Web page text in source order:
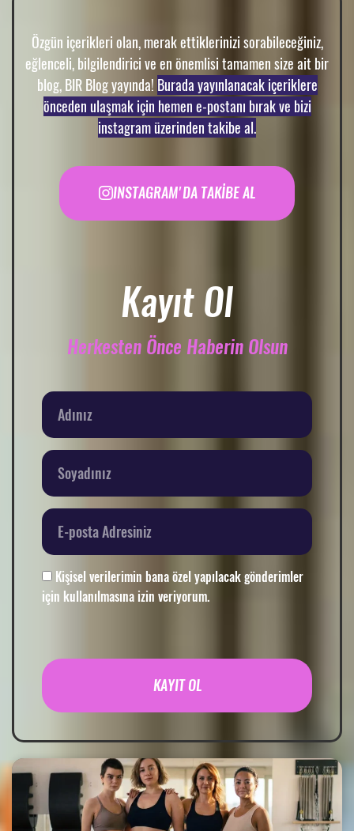
Kayıt Ol
Herkesten Önce Haberin Olsun
Kişisel verilerimin bana özel yapılacak gönderimler
için kullanılmasına izin veriyorum.
KAYIT OL
Özgün içerikleri olan, merak ettiklerinizi sorabileceğiniz,
eğlenceli, bilgilendirici ve en önemlisi tamamen size ait bir
blog, BIR Blog yayında! Burada yayınlanacak içeriklere
önceden ulaşmak için hemen e-postanı bırak ve bizi
instagram üzerinden takibe al.
INSTAGRAM'DA TAKİBE AL